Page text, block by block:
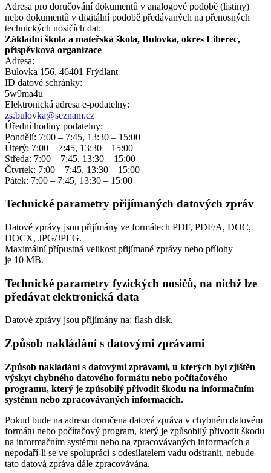
Adresa pro doručování dokumentů v analogové podobě (listiny)
nebo dokumentů v digitální podobě předávaných na přenosných
technických nosičích dat:
Základní škola a mateřská škola, Bulovka, okres Liberec,
příspěvková organizace
Adresa:
Bulovka 156, 46401 Frýdlant
ID datové schránky:
5w9ma4u
Elektronická adresa e‑podatelny:
zs.bulovka@seznam.cz
Úřední hodiny podatelny:
Pondělí: 7:00 – 7:45, 13:30 – 15:00
Úterý: 7:00 – 7:45, 13:30 – 15:00
Středa: 7:00 – 7:45, 13:30 – 15:00
Čtvrtek: 7:00 – 7:45, 13:30 – 15:00
Pátek: 7:00 – 7:45, 13:30 – 15:00
Technické parametry přijímaných datových zpráv
Datové zprávy jsou přijímány ve formátech PDF, PDF/A, DOC,
DOCX, JPG/JPEG.
Maximální přípustná velikost přijímané zprávy nebo přílohy
je 10 MB.
Technické parametry fyzických nosičů, na nichž lze
předávat elektronická data
Datové zprávy jsou přijímány na: flash disk.
Způsob nakládání s datovými zprávami
Způsob nakládání s datovými zprávami, u kterých byl zjištěn
výskyt chybného datového formátu nebo počítačového
programu, který je způsobilý přivodit škodu na informačním
systému nebo zpracovávaných informacích.
Pokud bude na adresu doručena datová zpráva v chybném datovém
formátu nebo počítačový program, který je způsobilý přivodit škodu
na informačním systému nebo na zpracovávaných informacích a
nepodaří-li se ve spolupráci s odesílatelem vadu odstranit, nebude
tato datová zpráva dále zpracovávána.